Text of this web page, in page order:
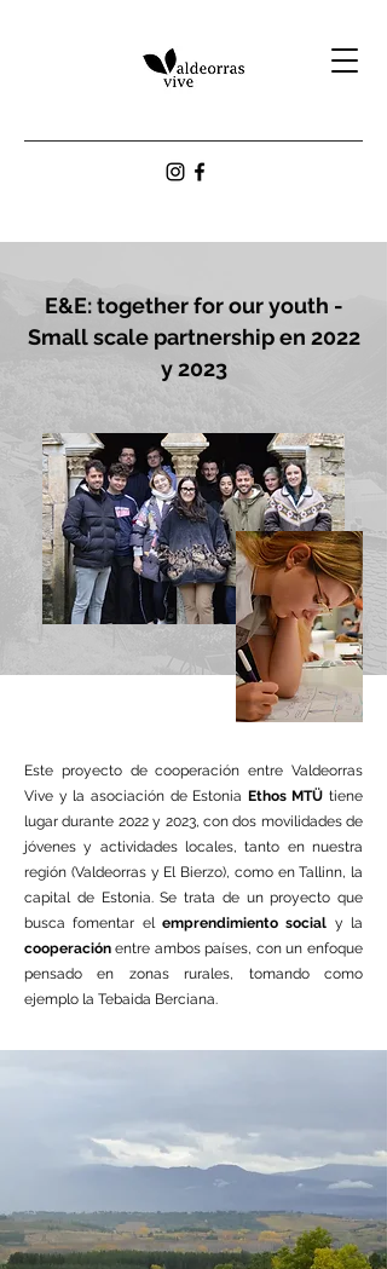
E&E: together for our youth -
Small scale partnership en 2022
y 2023
Este proyecto de cooperación entre Valdeorras
Vive y la asociación de Estonia Ethos MTÜ tiene
lugar durante 2022 y 2023, con dos movilidades de
jóvenes y actividades locales, tanto en nuestra
región (Valdeorras y El Bierzo), como en Tallinn, la
capital de Estonia. Se trata de un proyecto que
busca fomentar el emprendimiento social y la
cooperación entre ambos países, con un enfoque
pensado en zonas rurales, tomando como
ejemplo la Tebaida Berciana.